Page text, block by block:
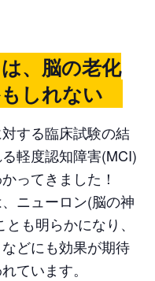
、脳の老化
しれない
する臨床試験の結
軽度認知障害(MCI)
ってきました！
ニューロン(脳の神
も明らかになり、
どにも効果が期待
ています。